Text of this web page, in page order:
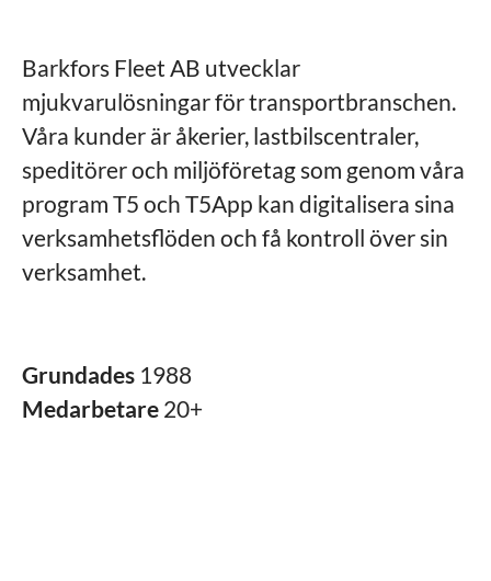
Barkfors Fleet AB utvecklar
mjukvarulösningar för transportbranschen.
Våra kunder är åkerier, lastbilscentraler,
speditörer och miljöföretag som genom våra
program T5 och T5App kan digitalisera sina
verksamhetsflöden och få kontroll över sin
verksamhet.
Grundades 1988
Medarbetare 20+